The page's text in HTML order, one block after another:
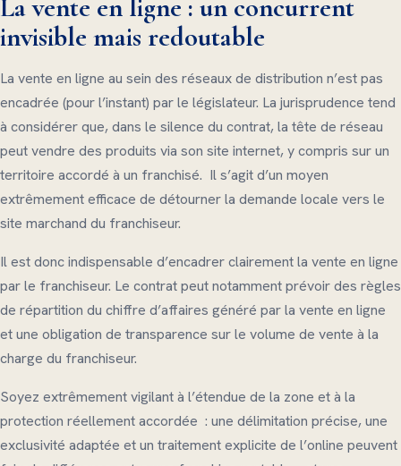
La vente en ligne : un concurrent
invisible mais redoutable
La vente en ligne au sein des réseaux de distribution n’est pas
encadrée (pour l’instant) par le législateur. La jurisprudence tend
à considérer que, dans le silence du contrat, la tête de réseau
peut vendre des produits via son site internet, y compris sur un
territoire accordé à un franchisé. Il s’agit d’un moyen
extrêmement efficace de détourner la demande locale vers le
site marchand du franchiseur.
Il est donc indispensable d’encadrer clairement la vente en ligne
par le franchiseur. Le contrat peut notamment prévoir des règles
de répartition du chiffre d’affaires généré par la vente en ligne
et une obligation de transparence sur le volume de vente à la
charge du franchiseur.
Soyez extrêmement vigilant à l’étendue de la zone et à la
protection réellement accordée : une délimitation précise, une
exclusivité adaptée et un traitement explicite de l’online peuvent